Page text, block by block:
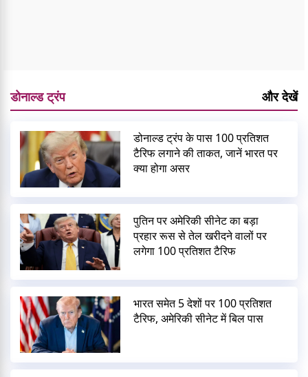
डोनाल्ड ट्रंप और देखें
डोनाल्ड ट्रंप के पास 100 प्रतिशत
टैरिफ लगाने की ताकत, जानें भारत पर
क्या होगा असर
पुतिन पर अमेरिकी सीनेट का बड़ा
प्रहार रूस से तेल खरीदने वालों पर
लगेगा 100 प्रतिशत टैरिफ
भारत समेत 5 देशों पर 100 प्रतिशत
टैरिफ, अमेरिकी सीनेट में बिल पास